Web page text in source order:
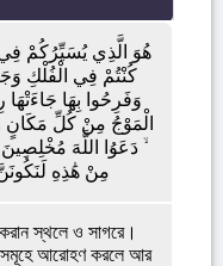
هُوَ الَّذِي يُسَيِّرُكُمْ فِي
كُنْتُمْ فِي الْفُلْكِ
وَفَرِحُوا بِهَا
الْمَوْجُ مِنْ كُلِّ مَكَانٍ
دَعَوُا اللَّهَ مُخْلِصِينَ
مِنْ هَٰذِهِ
স্থলে ও সাগরে।
আরোহণ করলে আর